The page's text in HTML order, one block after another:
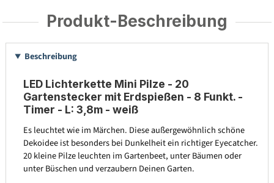
Produkt-Beschreibung
Beschreibung
LED Lichterkette Mini Pilze - 20
Gartenstecker mit Erdspießen - 8 Funkt. -
Timer - L: 3,8m - weiß
Es leuchtet wie im Märchen. Diese außergewöhnlich schöne
Dekoidee ist besonders bei Dunkelheit ein richtiger Eyecatcher.
20 kleine Pilze leuchten im Gartenbeet, unter Bäumen oder
unter Büschen und verzaubern Deinen Garten.